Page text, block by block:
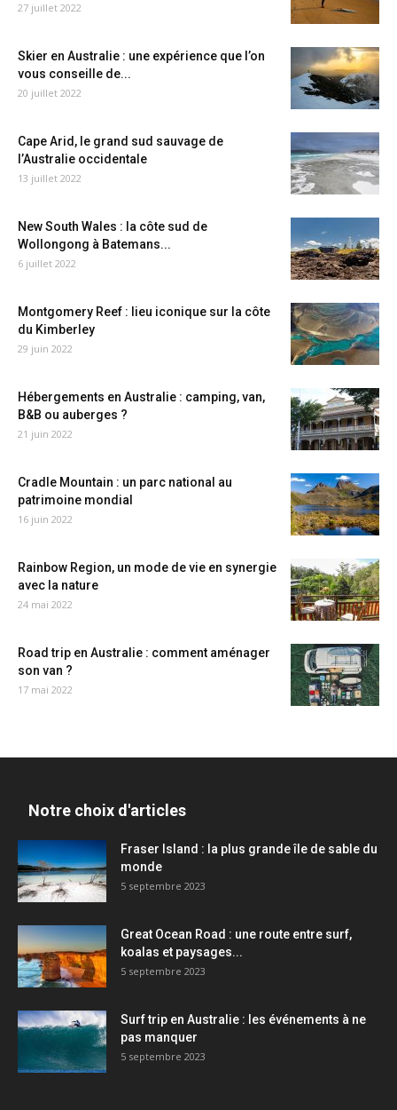
27 juillet 2022
Skier en Australie : une expérience que l’on
vous conseille de...
20 juillet 2022
Cape Arid, le grand sud sauvage de
l’Australie occidentale
13 juillet 2022
New South Wales : la côte sud de
Wollongong à Batemans...
6 juillet 2022
Montgomery Reef : lieu iconique sur la côte
du Kimberley
29 juin 2022
Hébergements en Australie : camping, van,
B&B ou auberges ?
21 juin 2022
Cradle Mountain : un parc national au
patrimoine mondial
16 juin 2022
Rainbow Region, un mode de vie en synergie
avec la nature
24 mai 2022
Road trip en Australie : comment aménager
son van ?
17 mai 2022
Notre choix d'articles
Fraser Island : la plus grande île de sable du
monde
5 septembre 2023
Great Ocean Road : une route entre surf,
koalas et paysages...
5 septembre 2023
Surf trip en Australie : les événements à ne
pas manquer
5 septembre 2023